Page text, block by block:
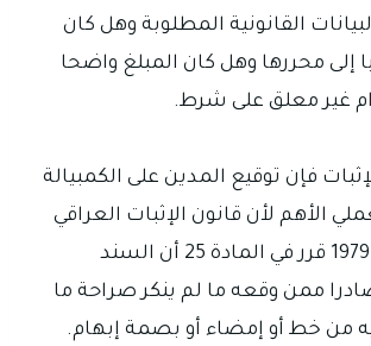
القانونية المطلوبة وهل كان
إلى محررها وهل كان المبلغ واضحا
غير معلق على شرط.
فإن توقيع المدين على الكمبيالة
الأهم لأن قانون الإثبات العراقي
رقم 107 لسنة 1979 قرر في المادة 25 أن السند
ممن وقعه ما لم ينكر صراحة ما
من خط أو إمضاء أو بصمة إبهام.